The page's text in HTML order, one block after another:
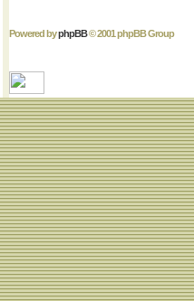
Powered byphpBB© 2001 phpBB Group